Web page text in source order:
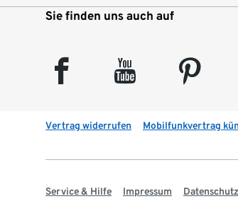
Sie finden uns auch auf
facebook youtube pinterest
Vertrag widerrufen Mobilfunkvertrag
Service & Hilfe Impressum